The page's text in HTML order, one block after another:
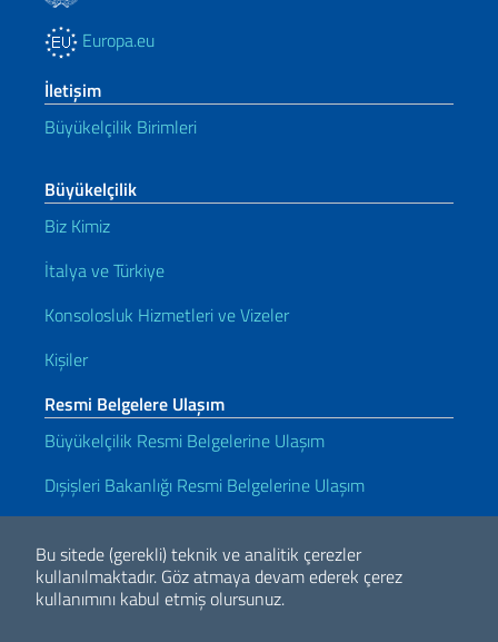
Bu sitede (gerekli) teknik ve analitik çerezler
kullanılmaktadır. Göz atmaya devam ederek çerez
kullanımını kabul etmiş olursunuz.
Europa.eu
İletişim
Büyükelçilik Birimleri
Büyükelçilik
Biz Kimiz
İtalya ve Türkiye
Konsolosluk Hizmetleri ve Vizeler
Kişiler
Resmi Belgelere Ulaşım
Büyükelçilik Resmi Belgelerine Ulaşım
Dışişleri Bakanlığı Resmi Belgelerine Ulaşım
Kullanışlı bağlantılar
Note legaliPrivacy e cookie policyDichiarazione di accessibilità